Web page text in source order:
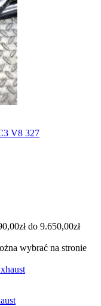
V8 327
do 9.650,00zł
wybrać na stronie